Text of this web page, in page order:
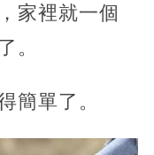
家裡就一個
。
簡單了。